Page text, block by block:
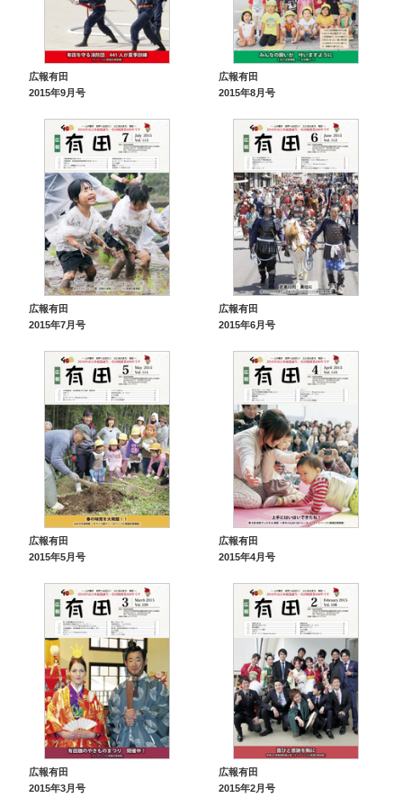
広報有田
2015年9月号
広報有田
2015年8月号
広報有田
2015年7月号
広報有田
2015年6月号
広報有田
2015年5月号
広報有田
2015年4月号
広報有田
2015年3月号
広報有田
2015年2月号